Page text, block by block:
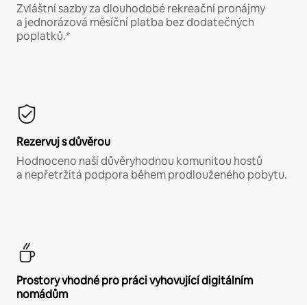
Zvláštní sazby za dlouhodobé rekreační pronájmy
a jednorázová měsíční platba bez dodatečných
poplatků.*
Rezervuj s důvěrou
Hodnoceno naší důvěryhodnou komunitou hostů
a nepřetržitá podpora během prodlouženého pobytu.
Prostory vhodné pro práci vyhovující digitálním
nomádům